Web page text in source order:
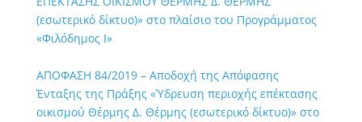
(εσωτερικό δίκτυο)» στο πλαίσιο του Προγράμματος
«Φιλόδημος I»
ΑΠΟΦΑΣΗ 84/2019 – Αποδοχή της Απόφασης
Ένταξης της Πράξης «Ύδρευση περιοχής επέκτασης
οικισμού Θέρμης Δ. Θέρμης (εσωτερικό δίκτυο)» στο